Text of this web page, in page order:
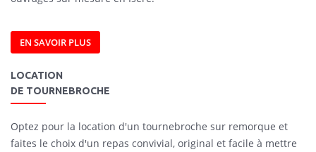
EN SAVOIR PLUS
LOCATION
DE TOURNEBROCHE
Optez pour la location d'un tournebroche sur remorque et
faites le choix d'un repas convivial, original et facile à mettre